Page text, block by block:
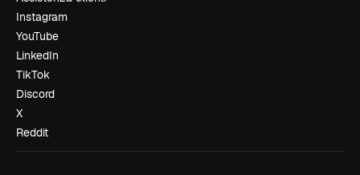
Instagram
YouTube
LinkedIn
TikTok
Discord
X
Reddit